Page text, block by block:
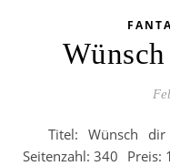
Titel: Wünsch dir was, Lola. Autor/in: Pea Jung
Seitenzahl: 340 Preis: